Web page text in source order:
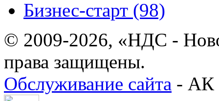
Бизнес-старт (98)
© 2009-2026, «НДС -
права защищены.
Обслуживание сайта - АК